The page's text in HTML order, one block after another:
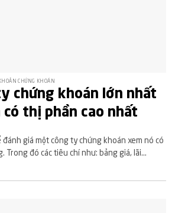
CHỨNG KHOÁN
chứng khoán lớn nhất
thị phần cao nhất
giá một công ty chứng khoán xem nó có
Trong đó các tiêu chí như: bảng giá, lãi...